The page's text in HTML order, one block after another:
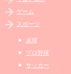
ゲーム
スポーツ
卓球
プロ野球
サッカー